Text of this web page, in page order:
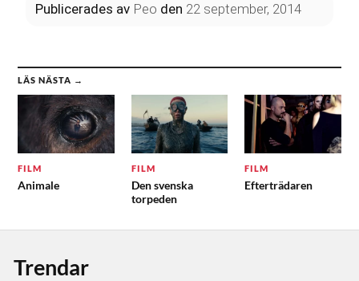
Publicerades av Peo den 22 september, 2014
LÄS NÄSTA →
FILM
Animale
FILM
Den svenska
torpeden
FILM
Efterträdaren
Trendar